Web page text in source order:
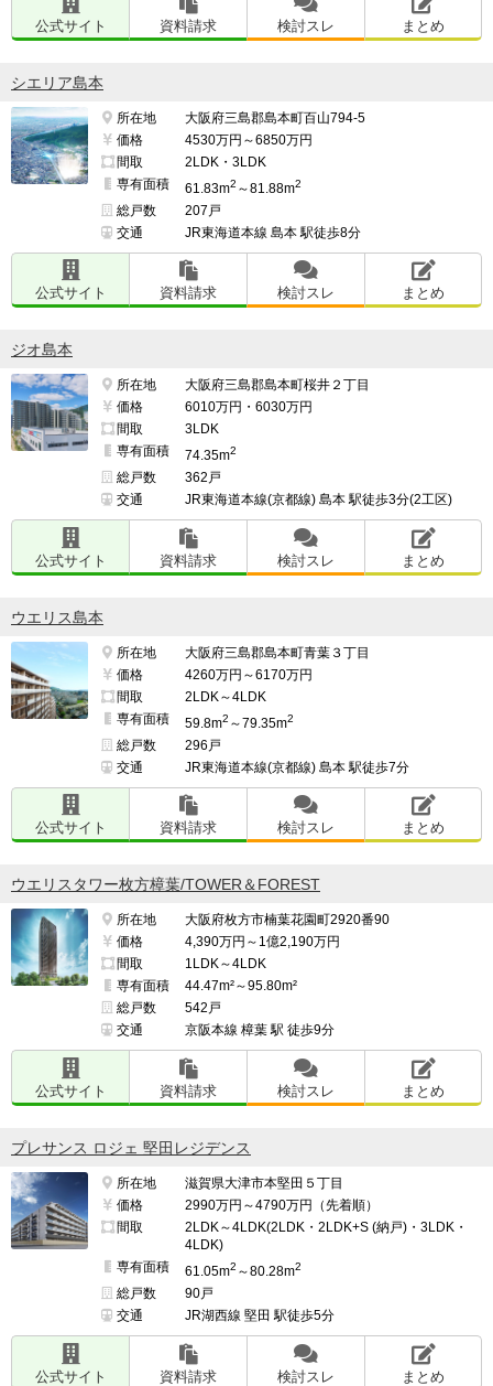
公式サイト 資料請求 検討スレ まとめ
シエリア島本
所在地
大阪府三島郡島本町百山794-5
価格
4530万円～6850万円
間取
2LDK・3LDK
専有面積
61.83m2 ～81.88m2
総戸数
207戸
交通
JR東海道本線 島本 駅徒歩8分
公式サイト 資料請求 検討スレ まとめ
ジオ島本
所在地
大阪府三島郡島本町桜井２丁目
価格
6010万円・6030万円
間取
3LDK
専有面積
74.35m2
総戸数
362戸
交通
JR東海道本線(京都線) 島本 駅徒歩3分(2工区)
公式サイト 資料請求 検討スレ まとめ
ウエリス島本
所在地
大阪府三島郡島本町青葉３丁目
価格
4260万円～6170万円
間取
2LDK～4LDK
専有面積
59.8m2 ～79.35m2
総戸数
296戸
交通
JR東海道本線(京都線) 島本 駅徒歩7分
公式サイト 資料請求 検討スレ まとめ
ウエリスタワー枚方樟葉/TOWER＆FOREST
所在地
大阪府枚方市楠葉花園町2920番90
価格
4,390万円～1億2,190万円
間取
1LDK～4LDK
専有面積
44.47m²～95.80m²
総戸数
542戸
交通
京阪本線 樟葉 駅 徒歩9分
公式サイト 資料請求 検討スレ まとめ
プレサンス ロジェ 堅田レジデンス
所在地
滋賀県大津市本堅田５丁目
価格
2990万円～4790万円（先着順）
間取
2LDK～4LDK(2LDK・2LDK+S (納戸)・3LDK・
4LDK)
専有面積
61.05m2 ～80.28m2
総戸数
90戸
交通
JR湖西線 堅田 駅徒歩5分
公式サイト 資料請求 検討スレ まとめ